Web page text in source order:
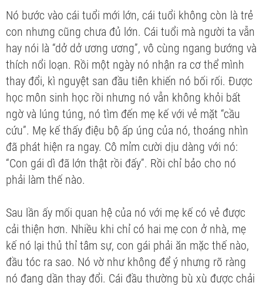
Nó bước vào cái tuổi mới lớn, cái tuổi không còn là trẻ
con nhưng cũng chưa đủ lớn. Cái tuổi mà người ta vẫn
hay nói là “dở dở ương ương”, vô cùng ngang bướng và
thích nổi loạn. Rồi một ngày nó nhận ra cơ thể mình
thay đổi, kì nguyệt san đầu tiên khiến nó bối rối. Được
học môn sinh học rồi nhưng nó vẫn không khỏi bất
ngờ và lúng túng, nó tìm đến mẹ kế với vẻ mặt “cầu
cứu”. Mẹ kế thấy điệu bộ ấp úng của nó, thoáng nhìn
đã phát hiện ra ngay. Cô mỉm cười dịu dàng với nó:
“Con gái dì đã lớn thật rồi đấy”. Rồi chỉ bảo cho nó
phải làm thế nào.
Sau lần ấy mối quan hệ của nó với mẹ kế có vẻ được
cải thiện hơn. Nhiều khi chỉ có hai mẹ con ở nhà, mẹ
kế nó lại thủ thỉ tâm sự, con gái phải ăn mặc thế nào,
đầu tóc ra sao. Nó vờ như không để ý nhưng rõ ràng
nó đang dần thay đổi. Cái đầu thường bù xù được chải